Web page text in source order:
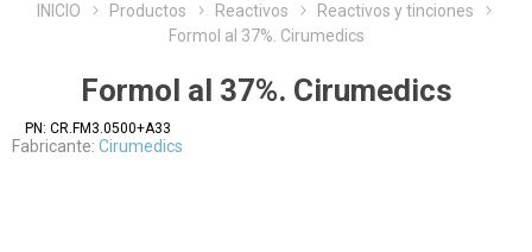
INICIO Productos Reactivos
Reactivos y tinciones
Formol al 37%. Cirumedics
Formol al 37%. Cirumedics
PN: CR.FM3.0500+A33
Fabricante: Cirumedics